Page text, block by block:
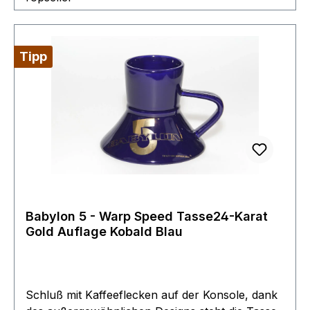
Tipp
Babylon 5 - Warp Speed Tasse24-Karat
Gold Auflage Kobald Blau
Schluß mit Kaffeeflecken auf der Konsole, dank